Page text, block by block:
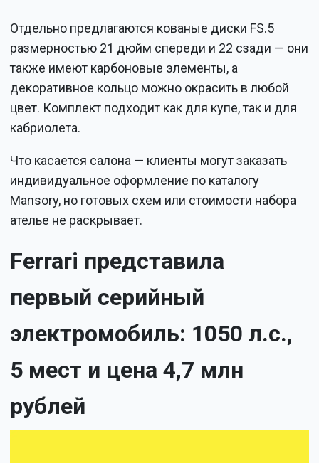
Отдельно предлагаются кованые диски FS.5
размерностью 21 дюйм спереди и 22 сзади — они
также имеют карбоновые элементы, а
декоративное кольцо можно окрасить в любой
цвет. Комплект подходит как для купе, так и для
кабриолета.
Что касается салона — клиенты могут заказать
индивидуальное оформление по каталогу
Mansory, но готовых схем или стоимости набора
ателье не раскрывает.
Ferrari представила
первый серийный
электромобиль: 1050 л.с.,
5 мест и цена 4,7 млн
рублей